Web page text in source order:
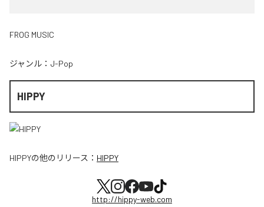
FROG MUSIC
ジャンル： J-Pop
HIPPY
HIPPYの他のリリース： HIPPY
http://hippy-web.com